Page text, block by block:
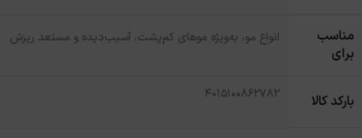
مناسب
برای
انواع مو، به‌ویژه موهای کم‌پشت، آسیب‌دیده و مستعد ریزش
بارکد کالا 4015100862782